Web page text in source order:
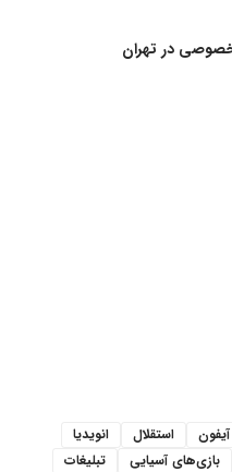
در تهران
آیفون استقلال
انویدیا
بازی‌های آسیایی
تبلیغات